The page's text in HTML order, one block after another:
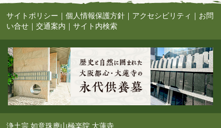
サイトポリシー ｜個人情報保護方針 ｜ アクセシビリティ ｜ お問
い合せ ｜交通案内 ｜サイト内検索
浄土宗 如意珠應山極楽院 大蓮寺